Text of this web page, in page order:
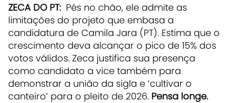
ZECA DO PT: Pés no chão, ele admite as
limitações do projeto que embasa a
candidatura de Camila Jara (PT). Estima que o
crescimento deva alcançar o pico de 15% dos
votos válidos. Zeca justifica sua presença
como candidato a vice também para
demonstrar a união da sigla e ‘cultivar o
canteiro’ para o pleito de 2026. Pensa longe.